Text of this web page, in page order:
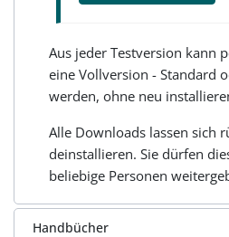
Aus jeder Testversion kann
eine Vollversion - Standard
werden, ohne neu
Alle Downloads lassen sich
deinstallieren. Sie dürfen
beliebige Personen
Handbücher